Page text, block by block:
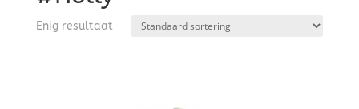
Enig resultaat